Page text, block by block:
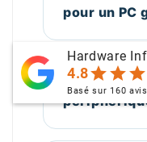
pour un PC
Peut-on
Hardware
4.8starstarstar
Basé sur 160 avis